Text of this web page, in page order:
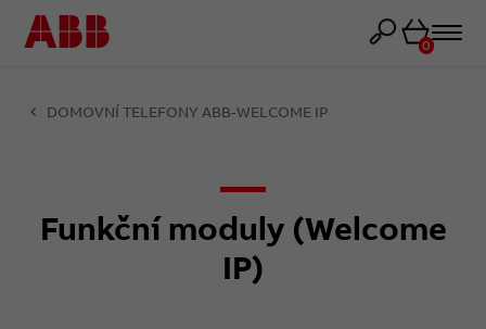
Košík
0
DOMOVNÍ TELEFONY ABB-WELCOME IP
Funkční moduly (Welcome
IP)